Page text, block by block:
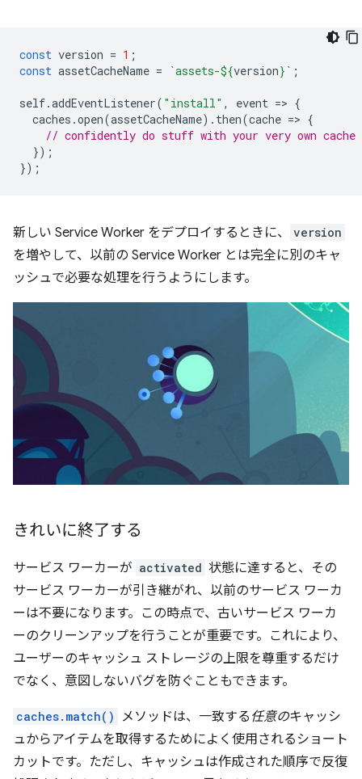
const version = 1 ;
const assetCacheName = `assets-${version} ` ;
self.addEventListener( "install" , event => {
caches .open(assetCacheName). then(cache => {
// confidently do stuff with your very own cache
});
});
新しい Service Worker をデプロイするときに、 version
を増やして、以前の Service Worker とは完全に別のキャ
ッシュで必要な処理を行うようにします。
きれいに終了する
サービス ワーカーが activated 状態に達すると、その
サービス ワーカーが引き継がれ、以前のサービス ワーカ
ーは不要になります。この時点で、古いサービス ワーカ
ーのクリーンアップを行うことが重要です。これにより、
ユーザーのキャッシュ ストレージの上限を尊重するだけ
でなく、意図しないバグを防ぐこともできます。
caches.match() メソッドは、一致する 任意のキャッシ
ュからアイテムを取得するためによく使用されるショート
カットです。ただし、キャッシュは作成された順序で反復